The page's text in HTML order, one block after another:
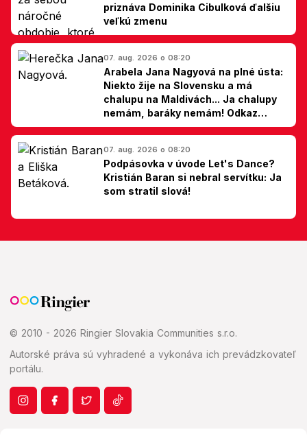
priznáva Dominika Cibulková ďalšiu
veľkú zmenu
07. aug. 2026 o 08:20
Arabela Jana Nagyová na plné ústa:
Niekto žije na Slovensku a má
chalupu na Maldivách... Ja chalupy
nemám, baráky nemám! Odkaz
Slovákom
07. aug. 2026 o 08:20
Podpásovka v úvode Let's Dance?
Kristián Baran si nebral servítku: Ja
som stratil slová!
© 2010 - 2026 Ringier Slovakia Communities s.r.o.
Autorské práva sú vyhradené a vykonáva ich prevádzkovateľ
portálu.